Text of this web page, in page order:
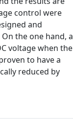
control were
and
the one hand, a
voltage when the
to have a
reduced by